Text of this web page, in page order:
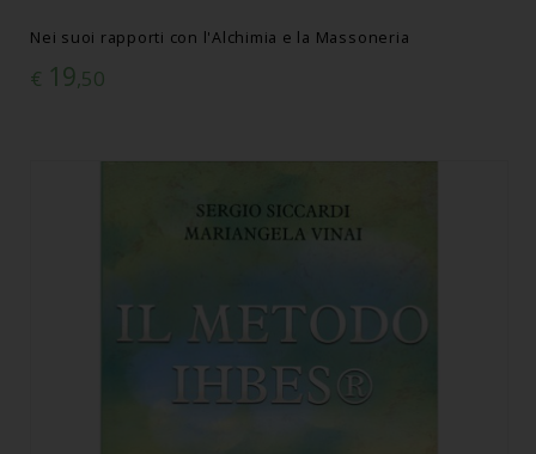
Nei suoi rapporti con l'Alchimia e la Massoneria
€ 19,50